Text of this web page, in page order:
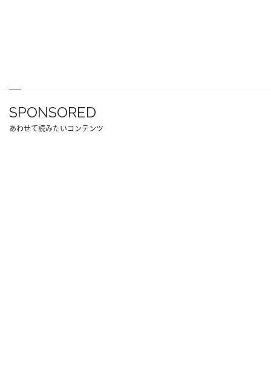
SPONSORED
あわせて読みたいコンテンツ